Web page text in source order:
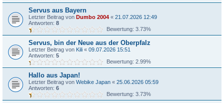
Servus aus Bayern
Letzter Beitrag von Dumbo 2004 « 21.07.2026 12:49
Antworten: 8
Bewertung: 3.73%
Servus, bin der Neue aus der Oberpfalz
Letzter Beitrag von Kili « 09.07.2026 15:51
Antworten: 5
Bewertung: 2.99%
Hallo aus Japan!
Letzter Beitrag von Webike Japan « 25.06.2026 05:59
Antworten: 6
Bewertung: 3.73%